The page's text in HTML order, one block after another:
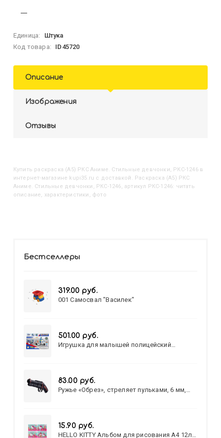
Единица:
Штука
Код товара:
ID45720
Описание
Изображения
Отзывы
Купить Раскраска (А5) РКС Аниме. Стильные девчонки, РКС-1246в
интернет-магазине kupi35.ru с доставкой. Раскраска (А5) РКС
Аниме. Стильные девчонки, РКС-1246, артикул РКС-1246: читать
описание, характеристики, фото
Бестселлеры
319.00 руб.
001 Самосвал "Василек"
501.00 руб.
Игрушка для малышей полицейский
83.00 руб.
Ружье «Обрез», стреляет пульками, 6 мм,
15.90 руб.
HELLO KITTY Альбом для рисования А4 12л.